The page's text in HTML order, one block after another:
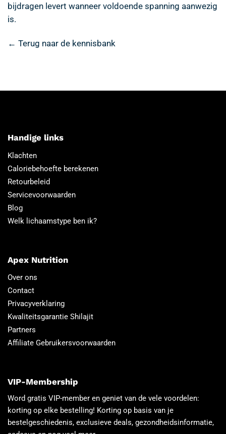
bijdragen levert wanneer voldoende spanning aanwezig
is.
← Terug naar de kennisbank
Handige links
Klachten
Caloriebehoefte berekenen
Retourbeleid
Servicevoorwaarden
Blog
Welk lichaamstype ben ik?
Apex Nutrition
Over ons
Contact
Privacyverklaring
Kwaliteitsgarantie Shilajit
Partners
Affiliate Gebruikersvoorwaarden
VIP-Membership
Word gratis VIP-member en geniet van de vele voordelen:
korting op elke bestelling! Korting op basis van je
bestelgeschiedenis, exclusieve deals, gezondheidsinformatie,